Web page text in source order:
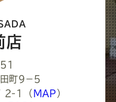
い
店
町９−５
2-1
（ MAP ）